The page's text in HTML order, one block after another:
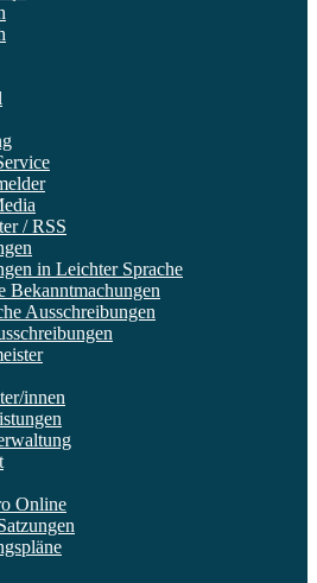
/ RSS
in Leichter Sprache
Bekanntmachungen
Ausschreibungen
innen
Online